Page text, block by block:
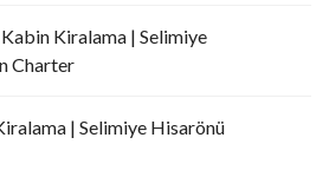
Kiralama | Selimiye
Charter
| Selimiye Hisarönü